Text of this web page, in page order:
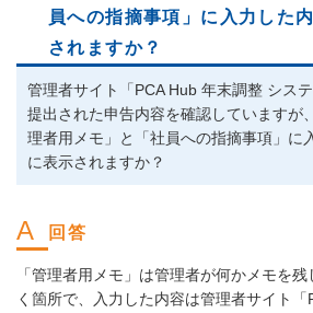
員への指摘事項」に入力した
されますか？
管理者サイト「PCA Hub 年末調整 シス
提出された申告内容を確認していますが
理者用メモ」と「社員への指摘事項」に
に表示されますか？
「管理者用メモ」は管理者が何かメモを
く箇所で、入力した内容は管理者サイト「